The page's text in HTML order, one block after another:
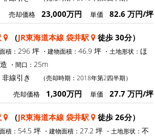
売却価格 23,000万円 単価 82.6 万円/坪
（JR東海道本線 袋井駅 徒歩 30分）
積： 296 坪 ・建物面積： 46.9 坪 ・土地形状： ほ
・間口： 25m
非線引き （売却時期：2018年第2四半期）
売却価格 1,300万円 単価 27.7 万円/坪
（JR東海道本線 袋井駅 徒歩 26分）
積： 54.5 坪 ・建物面積： 27.2 坪 ・土地形状： 不